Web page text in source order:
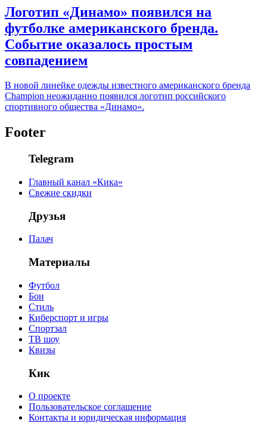
Логотип «Динамо» появился на
футболке американского бренда.
Событие оказалось простым
совпадением
В новой линейке одежды известного американского бренда
Champion неожиданно появился логотип российского
спортивного общества «Динамо».
Footer
Telegram
Главный канал «Кика»
Свежие скидки
Друзья
Палач
Материалы
Футбол
Бои
Стиль
Киберспорт и игры
Спортзал
ТВ шоу
Квизы
Кик
О проекте
Пользовательское соглашение
Контакты и юридическая информация